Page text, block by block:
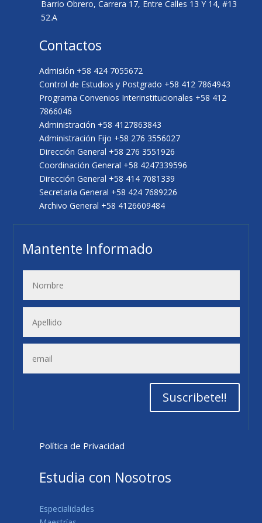
Barrio Obrero, Carrera 17, Entre Calles 13 Y 14, #13
52.A
Contactos
Admisión +58 424 7055672
Control de Estudios y Postgrado +58 412 7864943
Programa Convenios Interinstitucionales +58 412
7866046
Administración +58 4127863843
Administración Fijo +58 276 3556027
Dirección General +58 276 3551926
Coordinación General +58 4247339596
Dirección General +58 414 7081339
Secretaria General +58 424 7689226
Archivo General +58 4126609484
Mantente Informado
Suscribete!!
Política de Privacidad
Estudia con Nosotros
Especialidades